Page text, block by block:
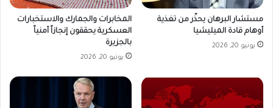
مستشار البرهان يحذّر من تغذية
أوهام قادة الميليشيا
يونيو 20, 2026
المخابرات والجمارك والاستخبارات
العسكرية يحققون إنجازاً أمنياً
بالجزيرة
يونيو 20, 2026